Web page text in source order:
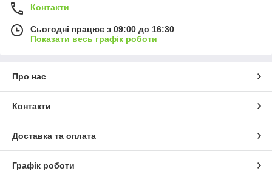
Контакти
Сьогодні працює з 09:00 до 16:30
Показати весь графік роботи
Про нас
Контакти
Доставка та оплата
Графік роботи